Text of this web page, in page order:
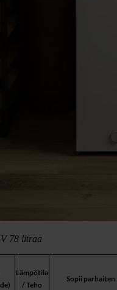
78 litraa
Lämpötila
/ Teho
Sopii parhaiten